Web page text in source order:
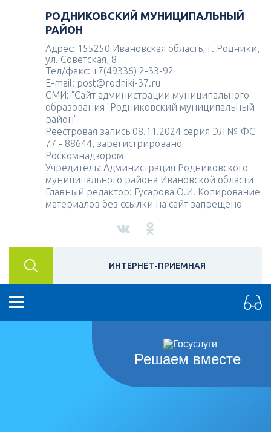
РОДНИКОВСКИЙ МУНИЦИПАЛЬНЫЙ
РАЙОН
Адрес: 155250 Ивановская область, г. Родники,
ул. Советская, 8
Тел/факс: +7(49336) 2-33-92
E-mail: post@rodniki-37.ru
СМИ: "Сайт администрации муниципального
образования "Родниковский муниципальный
район"
Реестровая запись 08.11.2024 серия ЭЛ № ФС
77 - 88644, зарегистрировано
Роскомнадзором
Учредитель: Администрация Родниковского
муниципального района Ивановской области
Главный редактор: Гусарова О.И. Копирование
материалов без ссылки на сайт запрещено
ИНТЕРНЕТ-ПРИЕМНАЯ
Решаем вместе